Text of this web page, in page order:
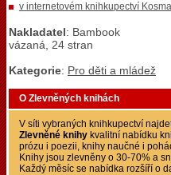
v internetovém knihkupectví
Nakladatel: Bambook
vázaná, 24 stran
Kategorie: Pro děti a mládež
O Zlevněných knihách
V síti vybraných knihkupectví
Zlevněné knihy kvalitní nabídku
prózu i poezii, knihy naučné i
Knihy jsou zlevněny o 30-70% a
Každý měsíc se nabídka rozšíří o